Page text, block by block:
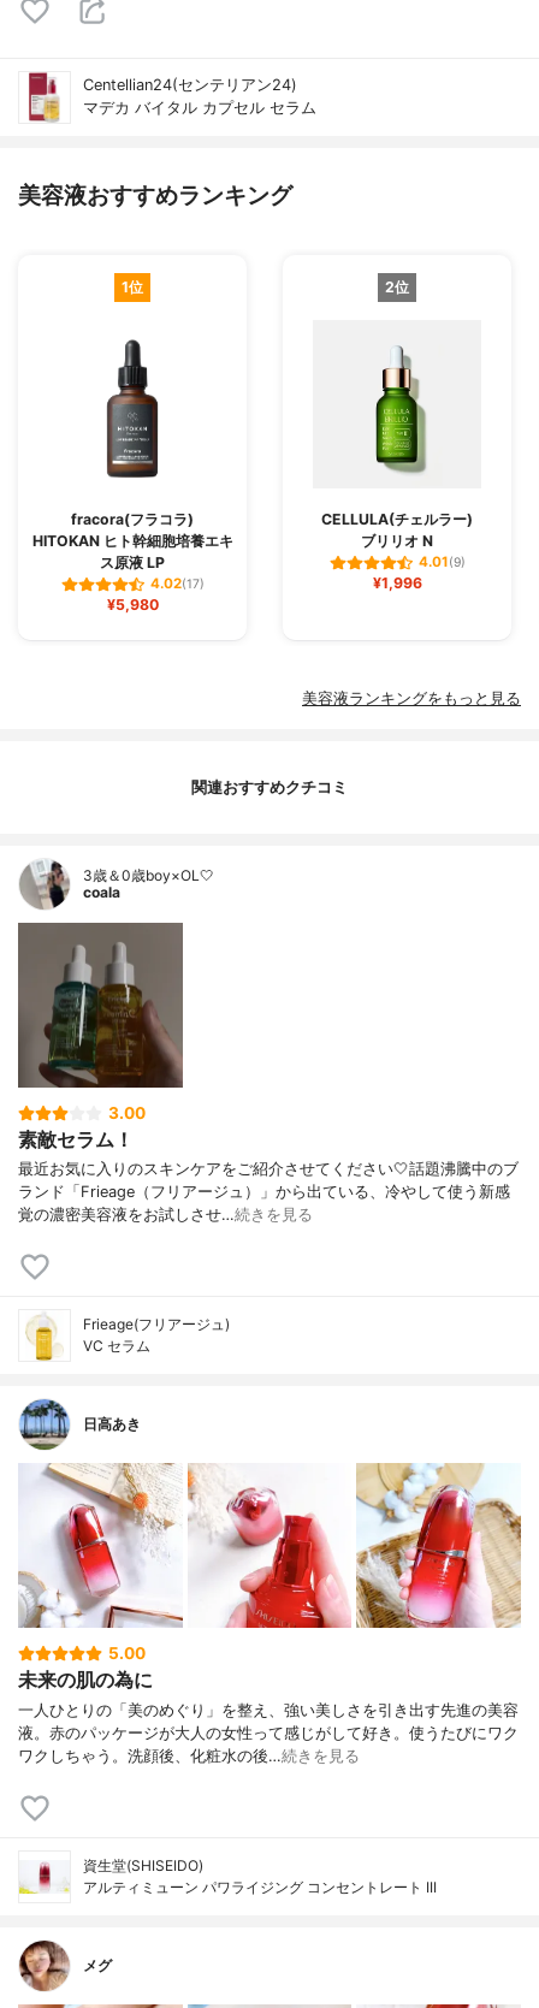
Centellian24(センテリアン24)
マデカ バイタル カプセル セラム
美容液おすすめランキング
1位
fracora(フラコラ)
HITOKAN ヒト幹細胞培養エキ
ス原液 LP
4.02(17)
¥5,980
2位
CELLULA(チェルラー)
ブリリオ N
4.01(9)
¥1,996
美容液ランキングをもっと見る
関連おすすめクチコミ
3歳＆0歳boy×OL🤍
coala
3.00
素敵セラム！
最近お気に入りのスキンケアをご紹介させてください🤍話題沸騰中のブ
ランド「Frieage（フリアージュ）」から出ている、冷やして使う新感
覚の濃密美容液をお試しさせ…続きを見る
Frieage(フリアージュ)
VC セラム
日高あき
5.00
未来の肌の為に
一人ひとりの「美のめぐり」を整え、強い美しさを引き出す先進の美容
液。赤のパッケージが大人の女性って感じがして好き。使うたびにワク
ワクしちゃう。洗顔後、化粧水の後…続きを見る
資生堂(SHISEIDO)
アルティミューン パワライジング コンセントレート III
メグ